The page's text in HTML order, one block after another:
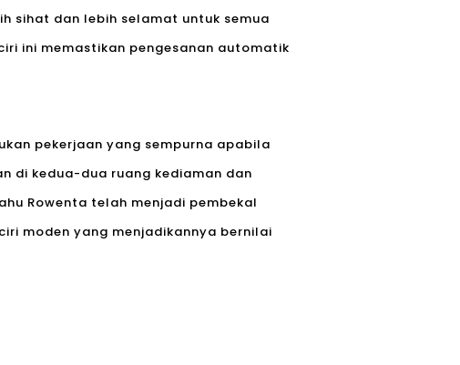
sihat dan lebih selamat untuk semua
ini memastikan pengesanan automatik
pekerjaan yang sempurna apabila
di kedua-dua ruang kediaman dan
Rowenta telah menjadi pembekal
moden yang menjadikannya bernilai